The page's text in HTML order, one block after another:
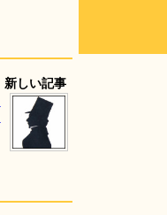
新しい記事